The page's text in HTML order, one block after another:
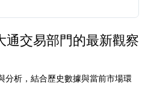
通交易部門的最新觀察
分析，結合歷史數據與當前市場環